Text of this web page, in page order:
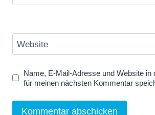
Website
Name, E-Mail-Adresse und Website in
für meinen nächsten Kommentar